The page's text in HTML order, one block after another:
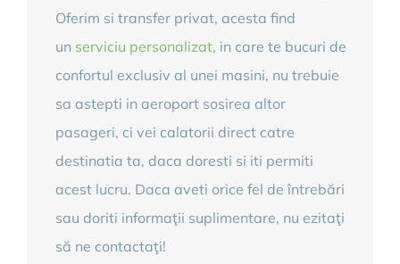
Oferim si transfer privat, acesta find
un serviciu personalizat, in care te bucuri de
confortul exclusiv al unei masini, nu trebuie
sa astepti in aeroport sosirea altor
pasageri, ci vei calatorii direct catre
destinatia ta, daca doresti si iti permiti
acest lucru. Daca aveti orice fel de întrebări
sau doriti informaţii suplimentare, nu ezitaţi
să ne contactaţi!